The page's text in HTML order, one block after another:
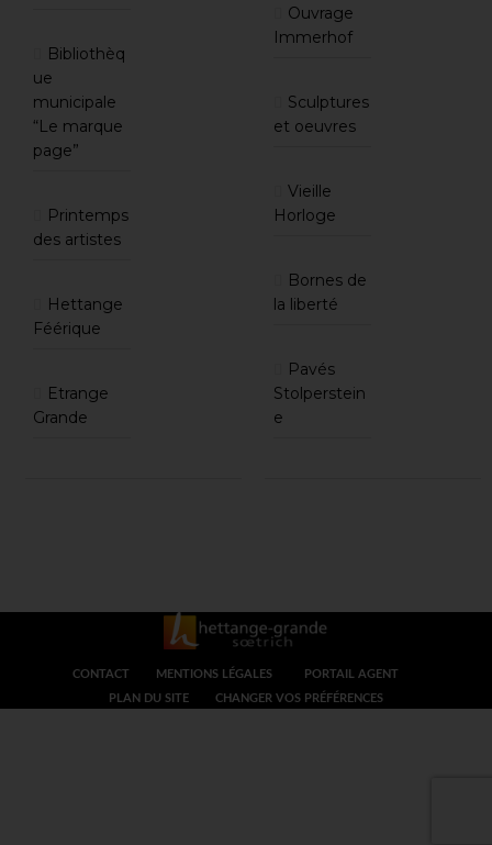
Bibliothèq
ue
municipale
“Le marque
page”
Printemps
des artistes
Hettange
Féérique
Etrange
Grande
Ouvrage
Immerhof
Sculptures
et oeuvres
Vieille
Horloge
Bornes de
la liberté
Pavés
Stolperstein
e
CONTACT MENTIONS LÉGALES
PORTAIL AGENT
PLAN DU SITE
CHANGER VOS PRÉFÉRENCES